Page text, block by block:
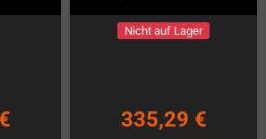
Nicht auf Lager
335,29 €